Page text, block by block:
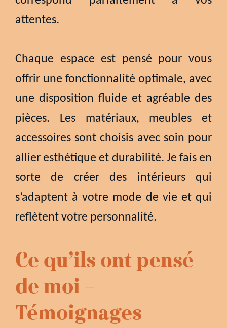
attentes.
Chaque espace est pensé pour vous
offrir une fonctionnalité optimale, avec
une disposition fluide et agréable des
pièces. Les matériaux, meubles et
accessoires sont choisis avec soin pour
allier esthétique et durabilité. Je fais en
sorte de créer des intérieurs qui
s’adaptent à votre mode de vie et qui
reflètent votre personnalité.
Ce qu’ils ont pensé
de moi —
Témoignages